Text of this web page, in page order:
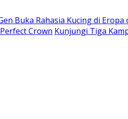
Buka Rahasia Kucing di
Crown Kunjungi Tiga